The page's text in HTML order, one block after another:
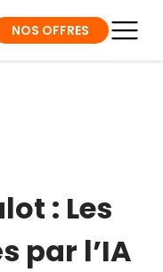
NOS OFFRES
: Les
par l’IA